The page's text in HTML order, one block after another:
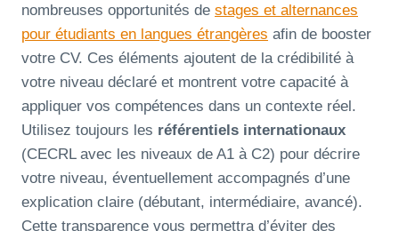
nombreuses opportunités de stages et alternances
pour étudiants en langues étrangères afin de booster
votre CV. Ces éléments ajoutent de la crédibilité à
votre niveau déclaré et montrent votre capacité à
appliquer vos compétences dans un contexte réel.
Utilisez toujours les référentiels internationaux
(CECRL avec les niveaux de A1 à C2) pour décrire
votre niveau, éventuellement accompagnés d’une
explication claire (débutant, intermédiaire, avancé).
Cette transparence vous permettra d’éviter des